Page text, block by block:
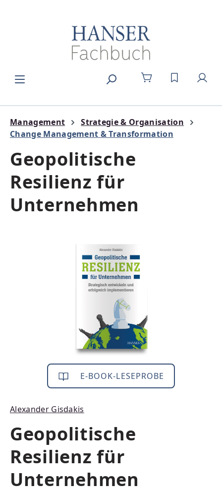
DU HAST 0
Management
Strategie & Organisation
Change Management & Transformation
Geopolitische
Resilienz für
Unternehmen
Bildergalerie überspringen
E-BOOK-LESEPROBE
Alexander Gisdakis
Geopolitische
Resilienz für
Unternehmen